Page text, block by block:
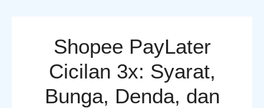
Shopee PayLater
Cicilan 3x: Syarat,
Bunga, Denda, dan